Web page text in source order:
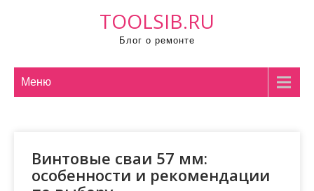
TOOLSIB.RU
Блог о ремонте
Меню
Винтовые сваи 57 мм:
особенности и рекомендации